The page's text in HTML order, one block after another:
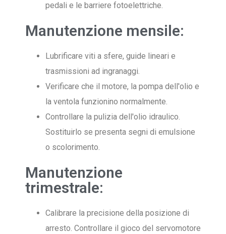
pedali e le barriere fotoelettriche.
Manutenzione mensile:
Lubrificare viti a sfere, guide lineari e
trasmissioni ad ingranaggi.
Verificare che il motore, la pompa dell'olio e
la ventola funzionino normalmente.
Controllare la pulizia dell'olio idraulico.
Sostituirlo se presenta segni di emulsione
o scolorimento.
Manutenzione
trimestrale:
Calibrare la precisione della posizione di
arresto. Controllare il gioco del servomotore